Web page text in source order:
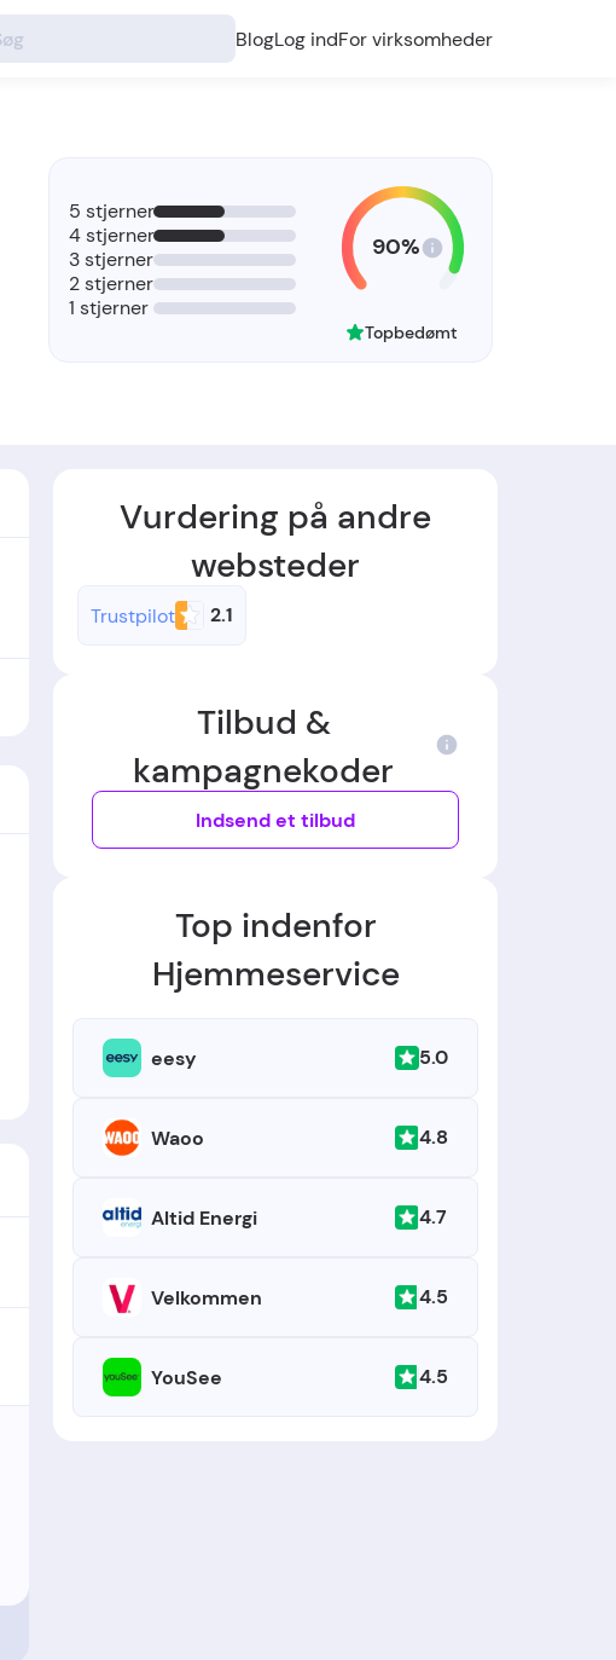
BlogLog indFor virksomheder
5 stjerner
4 stjerner
3 stjerner
2 stjerner
1 stjerner
90%
Topbedømt
Vurdering på andre
websteder
Trustpilot 2.1
Tilbud &
kampagnekoder
Indsend et tilbud
Top indenfor
Hjemmeservice
eesy 5.0
Waoo 4.8
Altid Energi 4.7
Velkommen 4.5
YouSee 4.5